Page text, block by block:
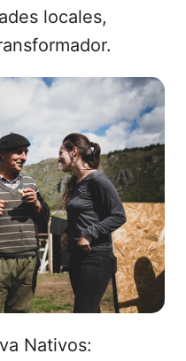
locales,
Nativos: